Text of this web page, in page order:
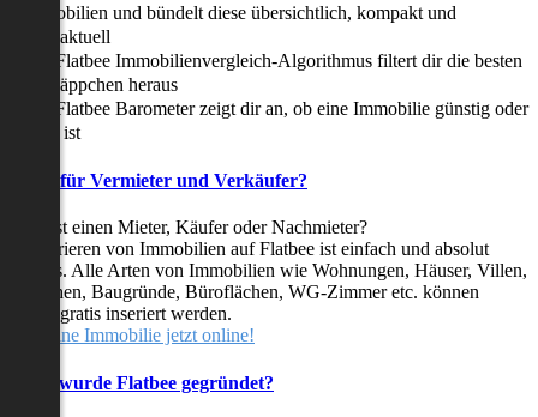
Immobilien und bündelt diese übersichtlich, kompakt und
tagesaktuell
Der Flatbee Immobilienvergleich-Algorithmus filtert dir die besten
Schnäppchen heraus
Der Flatbee Barometer zeigt dir an, ob eine Immobilie günstig oder
teuer ist
für Vermieter und Verkäufer?
suchst einen Mieter, Käufer oder Nachmieter?
Inserieren von Immobilien auf Flatbee ist einfach und absolut
Alle Arten von Immobilien wie Wohnungen, Häuser, Villen,
Baugründe, Büroflächen, WG-Zimmer etc. können
gratis inseriert werden.
deine Immobilie jetzt online!
wurde Flatbee gegründet?